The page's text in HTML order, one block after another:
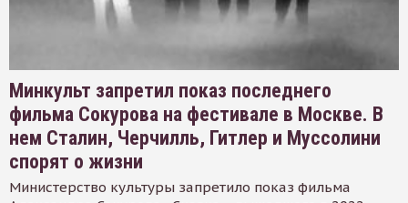
Минкульт запретил показ последнего
фильма Сокурова на фестивале в Москве. В
нем Сталин, Черчилль, Гитлер и Муссолини
спорят о жизни
Министерство культуры запретило показ фильма